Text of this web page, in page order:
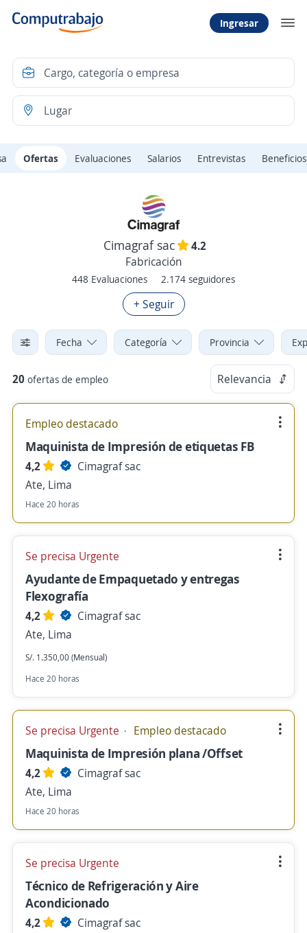
Ingresar
Ofertas Evaluaciones Salarios Entrevistas Beneficios
Cimagraf sac
4.2
Fabricación
448 Evaluaciones 2.174 seguidores
+ Seguir
Fecha Categoría Provincia
20 ofertas de empleo Relevancia
Empleo destacado
Maquinista de Impresión de etiquetas FB
4,2
Cimagraf sac
Ate, Lima
Hace 20 horas
Se precisa Urgente
Ayudante de Empaquetado y entregas
Flexografía
4,2
Cimagraf sac
Ate, Lima
S/. 1.350,00 (Mensual)
Hace 20 horas
Se precisa Urgente Empleo destacado
Maquinista de Impresión plana /Offset
4,2
Cimagraf sac
Ate, Lima
Hace 20 horas
Se precisa Urgente
Técnico de Refrigeración y Aire
Acondicionado
4,2
Cimagraf sac